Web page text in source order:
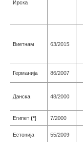
Ирска
Виетнам 63/2015
Германија 86/2007
Данска 48/2000
Египет (*) 7/2000
Естонија 55/2009